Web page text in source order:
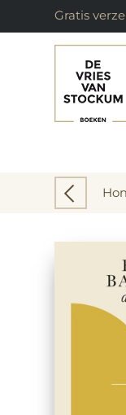
Gratis